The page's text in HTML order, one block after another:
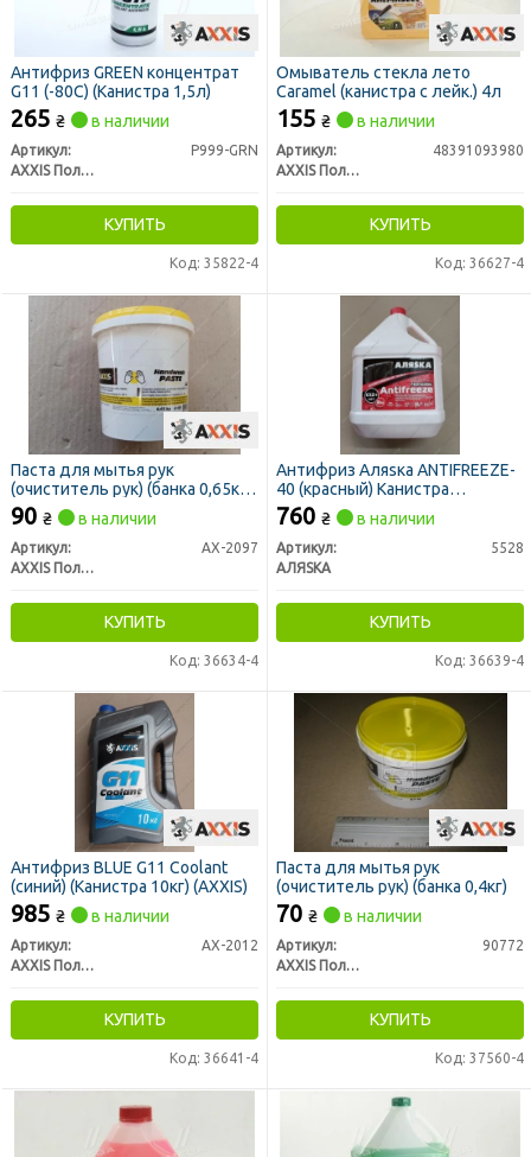
Антифриз GREEN концентрат
G11 (-80C) (Канистра 1,5л)
265 ₴ в наличии
Артикул:
P999-GRN
AXXIS Польша
КУПИТЬ
Код: 35822-4
Омыватель стекла лето
Caramel (канистра с лейк.) 4л
155 ₴ в наличии
Артикул:
48391093980
AXXIS Польша
КУПИТЬ
Код: 36627-4
Паста для мытья рук
(очиститель рук) (банка 0,65кг)
(AXXIS)
90 ₴ в наличии
Артикул:
AX-2097
AXXIS Польша
КУПИТЬ
Код: 36634-4
Антифриз Аляsка ANTIFREEZE-
40 (красный) Канистра
10л/9,83кг
760 ₴ в наличии
Артикул:
5528
АЛЯSКА
КУПИТЬ
Код: 36639-4
Антифриз BLUE G11 Сoolant
(cиний) (Канистра 10кг) (AXXIS)
985 ₴ в наличии
Артикул:
AX-2012
AXXIS Польша
КУПИТЬ
Код: 36641-4
Паста для мытья рук
(очиститель рук) (банка 0,4кг)
70 ₴ в наличии
Артикул:
90772
AXXIS Польша
КУПИТЬ
Код: 37560-4